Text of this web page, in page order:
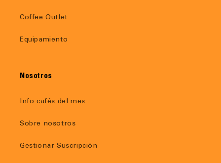
Coffee Outlet
Equipamiento
Nosotros
Info cafés del mes
Sobre nosotros
Gestionar Suscripción